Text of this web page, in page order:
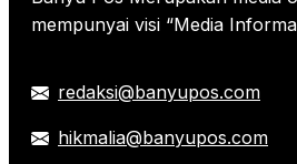
mempunyai visi “Media
redaksi@banyupos.com
hikmalia@banyupos.com